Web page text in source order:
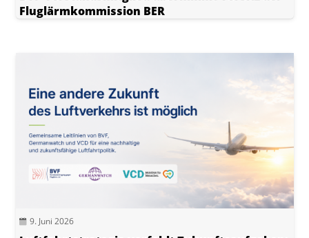
Fluglärmkommission BER
9. Juni 2026